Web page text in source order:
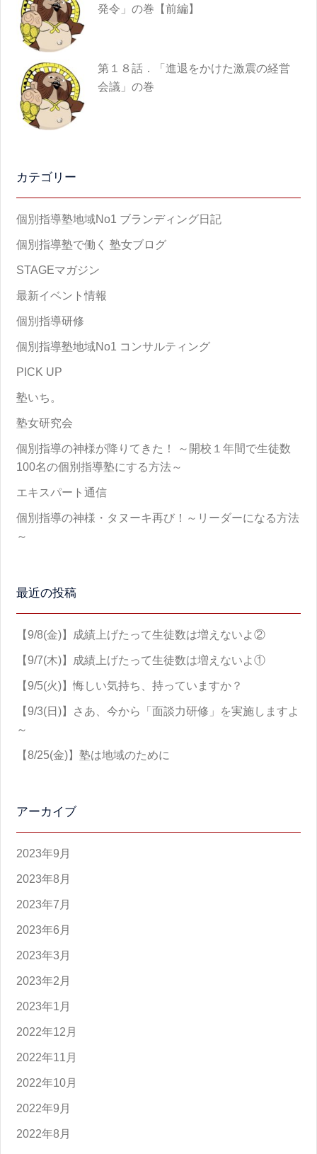
発令」の巻【前編】
第１８話．「進退をかけた激震の経営
会議」の巻
カテゴリー
個別指導塾地域No1 ブランディング日記
個別指導塾で働く 塾女ブログ
STAGEマガジン
最新イベント情報
個別指導研修
個別指導塾地域No1 コンサルティング
PICK UP
塾いち。
塾女研究会
個別指導の神様が降りてきた！ ～開校１年間で生徒数
100名の個別指導塾にする方法～
エキスパート通信
個別指導の神様・タヌーキ再び！～リーダーになる方法
～
最近の投稿
【9/8(金)】成績上げたって生徒数は増えないよ②
【9/7(木)】成績上げたって生徒数は増えないよ①
【9/5(火)】悔しい気持ち、持っていますか？
【9/3(日)】さあ、今から「面談力研修」を実施しますよ
～
【8/25(金)】塾は地域のために
アーカイブ
2023年9月
2023年8月
2023年7月
2023年6月
2023年3月
2023年2月
2023年1月
2022年12月
2022年11月
2022年10月
2022年9月
2022年8月